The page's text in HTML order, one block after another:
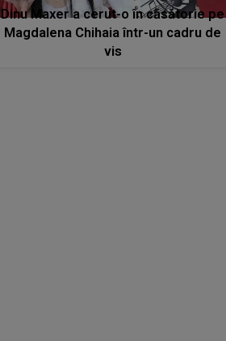
Dinu Maxer a cerut-o în căsătorie pe
Magdalena Chihaia într-un cadru de
vis